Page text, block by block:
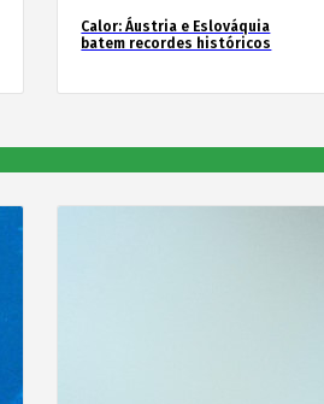
Calor: Áustria e Eslováquia
batem recordes históricos